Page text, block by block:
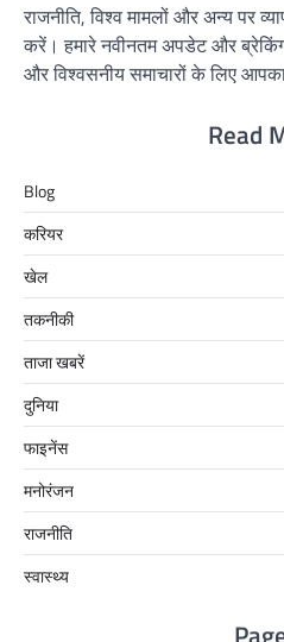
राजनीति, विश्व मामलों और अन्य पर
करें। हमारे नवीनतम अपडेट और
और विश्वसनीय समाचारों के लिए
Read
Blog
करियर
खेल
तकनीकी
ताजा खबरें
दुनिया
फाइनेंस
मनोरंजन
राजनीति
स्वास्थ्य